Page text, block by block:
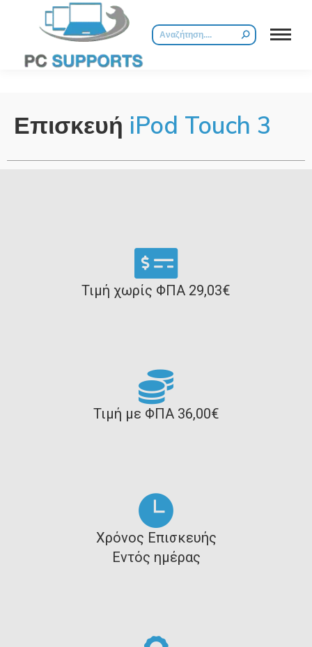
Επισκευή iPod Touch 3
Τιμή χωρίς ΦΠΑ 29,03€
Τιμή με ΦΠΑ 36,00€
Χρόνος Επισκευής
Εντός ημέρας